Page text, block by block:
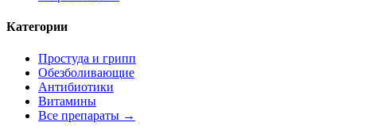
Категории
Простуда и грипп
Обезболивающие
Антибиотики
Витамины
Все препараты →